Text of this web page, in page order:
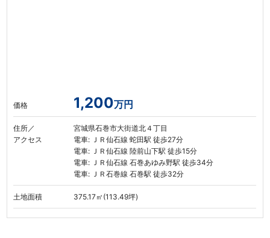
価格 1,200万円
住所／
アクセス
宮城県石巻市大街道北４丁目
電車: ＪＲ仙石線 蛇田駅 徒歩27分
電車: ＪＲ仙石線 陸前山下駅 徒歩15分
電車: ＪＲ仙石線 石巻あゆみ野駅 徒歩34分
電車: ＪＲ石巻線 石巻駅 徒歩32分
土地面積 375.17㎡(113.49坪)